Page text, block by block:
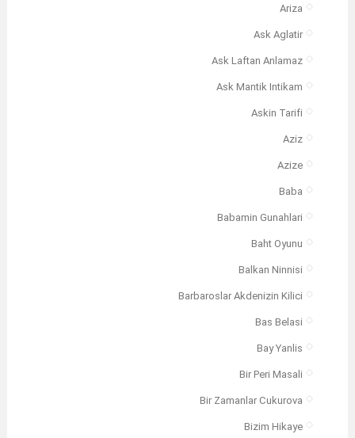
Ariza
Ask Aglatir
Ask Laftan Anlamaz
Ask Mantik Intikam
Askin Tarifi
Aziz
Azize
Baba
Babamin Gunahlari
Baht Oyunu
Balkan Ninnisi
Barbaroslar Akdenizin Kilici
Bas Belasi
Bay Yanlis
Bir Peri Masali
Bir Zamanlar Cukurova
Bizim Hikaye